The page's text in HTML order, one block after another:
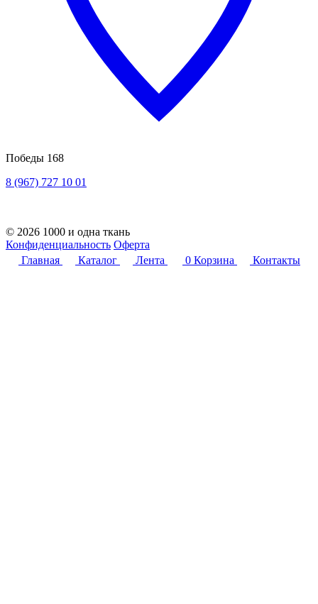
Победы 168
8 (967) 727 10 01
© 2026 1000 и одна ткань
Конфиденциальность Оферта
Главная
Каталог Лента 0 Корзина Контакты